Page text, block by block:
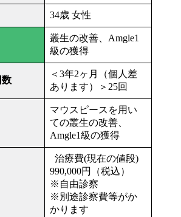
34歳 女性
叢生の改善、Amgle1
級の獲得
数
＜3年2ヶ月（個人差
あります）＞25回
マウスピースを用い
ての叢生の改善、
Amgle1級の獲得
治療費(現在の値段)
990,000円（税込）
※自由診察
※別途診察費等がか
かります